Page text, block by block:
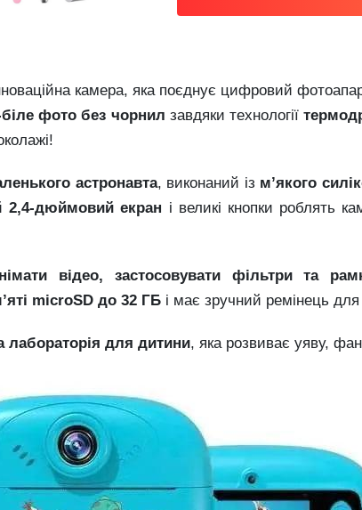
камера, яка поєднує цифровий
фото без чорнил завдяки технології
астронавта, виконаний із м’якого
2,4-дюймовий екран і великі кнопки роблять
відео, застосовувати фільтри та
microSD до 32 ГБ і має зручний ремінець для
лабораторія для дитини, яка розвиває уяву,